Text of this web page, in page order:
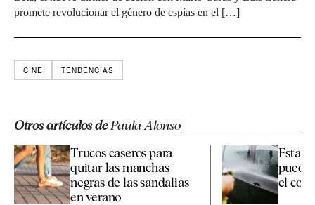
promete revolucionar el género de espías en el […]
CINE TENDENCIAS
Otros artículos dePaula Alonso
Trucos caseros para
quitar las manchas
negras de las sandalias
en verano
Esta
el